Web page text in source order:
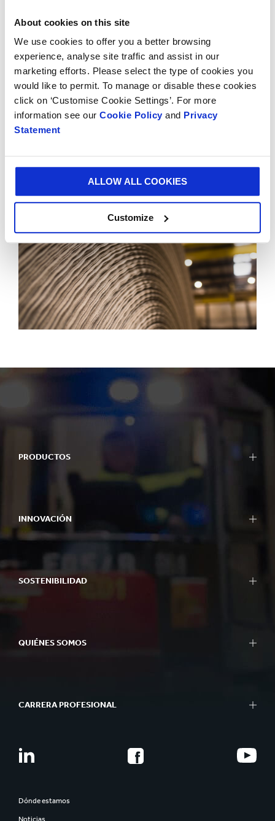
About cookies on this site
We use cookies to offer you a better browsing
experience, analyse site traffic and assist in our
marketing efforts. Please select the type of cookies you
would like to permit. To manage or disable these cookies
click on ‘Customise Cookie Settings’. For more
information see our Cookie Policy and Privacy
Statement
ALLOW ALL COOKIES
Customize
satisfacer las necesidades cambiantes de nuestros
clientes . Aumentará la velocidad de producción y
producirá papel liviano de la manera más eficiente y
sostenible posible ”.
La planta de Hoya en Alemania ha estado en
funcionamiento durante más de 50 años y es un
importante empleador regional, con más de 300
PRODUCTOS
INNOVACIÓN
SOSTENIBILIDAD
QUIÉNES SOMOS
CARRERA PROFESIONAL
Dónde estamos
Noticias